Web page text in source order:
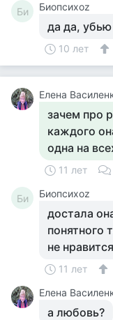
Би Биопсихоz
да да,
10 лет
Елена
зачем про
каждого
одна на
11 лет
Би Биопсихоz
достала
понятного
не
11 лет
Елена
а любовь?